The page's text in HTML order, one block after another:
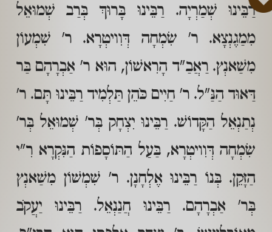
רַבֵּינוּ שְׁמַרְיָה. רַבֵּינוּ בָּרוּךְ בְּרַב שְׁמוּאֵל
מִמַגֶנְצָא. ר' שִׂמְחָה דְּוִויטְרָא. ר' שִׁמְעוֹן
מִשַׁאנְץ. רַאֲבַ"ד הָרִאשׁוֹן, הוּא ר' אַבְרָהָם בַּר
דַּאוּד הַנַּ"ל. ר' חַיִים כֹּהֵן תַּלְמִיד רַבֵּינוּ תָּם. ר'
נְתַנְאֵל הַקָּדוֹשׁ. רַבֵּינוּ יִצְחָק בְּר' שְׁמוּאֵל בְּר'
שִׂמְחָה דְּוִויטְרָא, בַּעַל הַתּוֹסָפוֹת הַנִּקְרָא רִ"י
הַזָּקֵן. בְּנוֹ רַבֵּינוּ אֶלְחָנָן. ר' שִׁמְשׁוֹן מִשַׁאנְץ
בְּר' אַבְרָהָם. רַבֵּינוּ חֲנַנְאֵל. רַבֵּינוּ יַעֲקֹב